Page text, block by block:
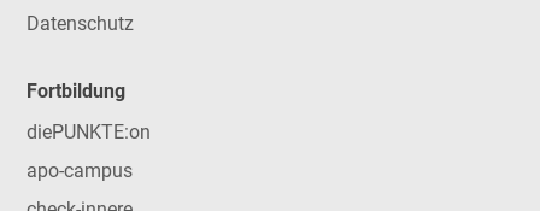
Datenschutz
Fortbildung
diePUNKTE:on
apo-campus